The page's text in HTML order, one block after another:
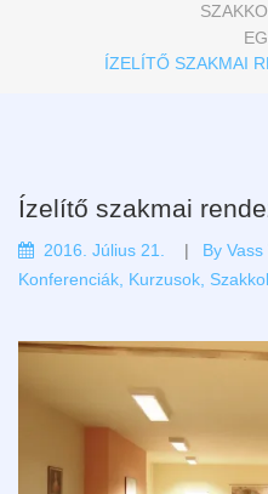
ÍZELÍTŐ SZAKMAI
Ízelítő szakmai
2016. Július 21. By Vass
Konferenciák, Kurzusok,